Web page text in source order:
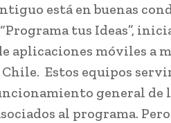
está en buenas
tus Ideas”,
aplicaciones móviles a
Estos equipos
general de
al programa.